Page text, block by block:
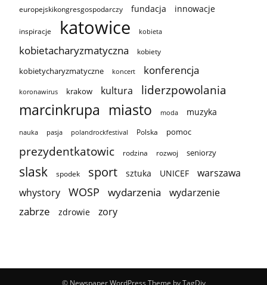
europejskikongresgospodarczy fundacja innowacje
inspiracje katowice kobieta
kobietacharyzmatyczna kobiety
kobietycharyzmatyczne koncert konferencja
koronawirus krakow kultura liderzpowolania
marcinkrupa miasto moda muzyka
nauka pasja polandrockfestival Polska pomoc
prezydentkatowic rodzina rozwoj seniorzy
slask spodek sport sztuka UNICEF
warszawa
whystory
WOSP wydarzenia wydarzenie
zabrze zdrowie zory
© Newspaper WordPress Theme by TagDiv